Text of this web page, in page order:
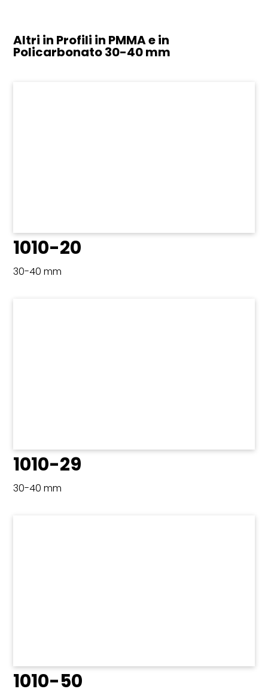
Altri in Profili in PMMA e in
Policarbonato30-40 mm
1010-20
30-40 mm
1010-29
30-40 mm
1010-50